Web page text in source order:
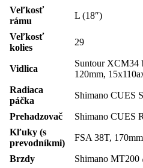
Veľkosť
rámu
L (18″)
Veľkosť
kolies
29
Vidlica
Suntour XCM34
120mm,
Radiaca
páčka
Shimano CUES
Prehadzovač
Shimano CUES
Kľuky (s
prevodníkmi)
FSA 38T, 170mm
Brzdy
Shimano